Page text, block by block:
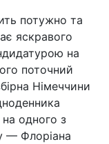
потужно та
яскравого
на
поточний
Німеччини
одного з
— Флоріана